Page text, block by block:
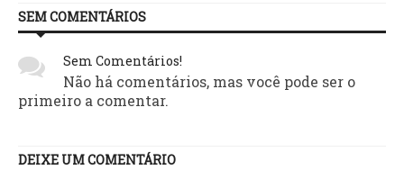
SEM COMENTÁRIOS
Sem Comentários!
Não há comentários, mas você pode ser o
primeiro a comentar.
DEIXE UM COMENTÁRIO